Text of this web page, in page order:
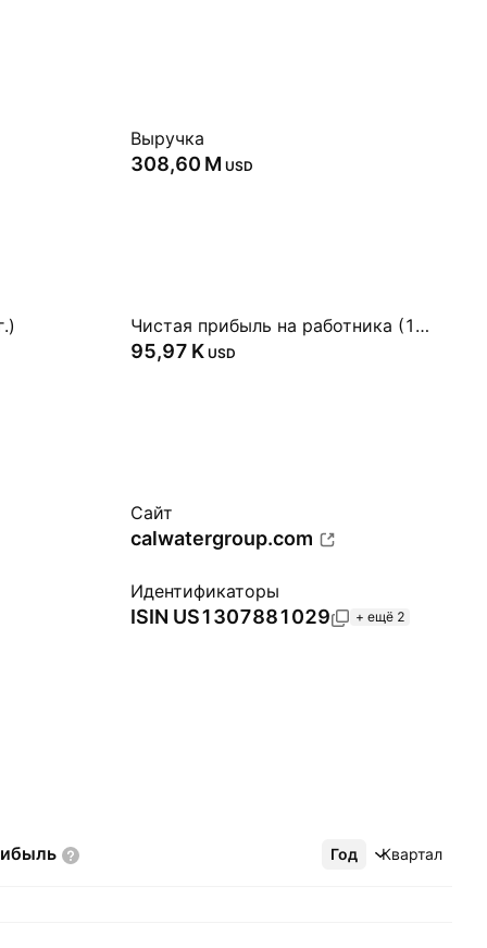
Выручка
‪308,60 M‬ USD
Чистая прибыль на работника (1 г.)
‪95,97 K‬ USD
Сайт
calwatergroup.com
Идентификаторы
ISIN US1307881029 + ещё 2
Год Квартал
Ещё